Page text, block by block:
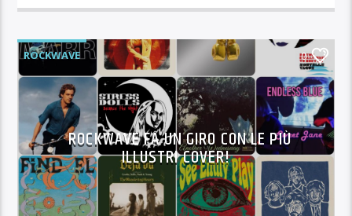
ROCKWAVE 0
ROCKWAVE FA UN GIRO CON LE PIÙ
ILLUSTRI COVER!